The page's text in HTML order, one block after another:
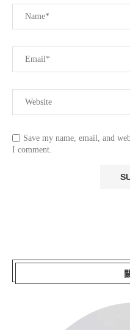
Save my name, email, and
I comment.